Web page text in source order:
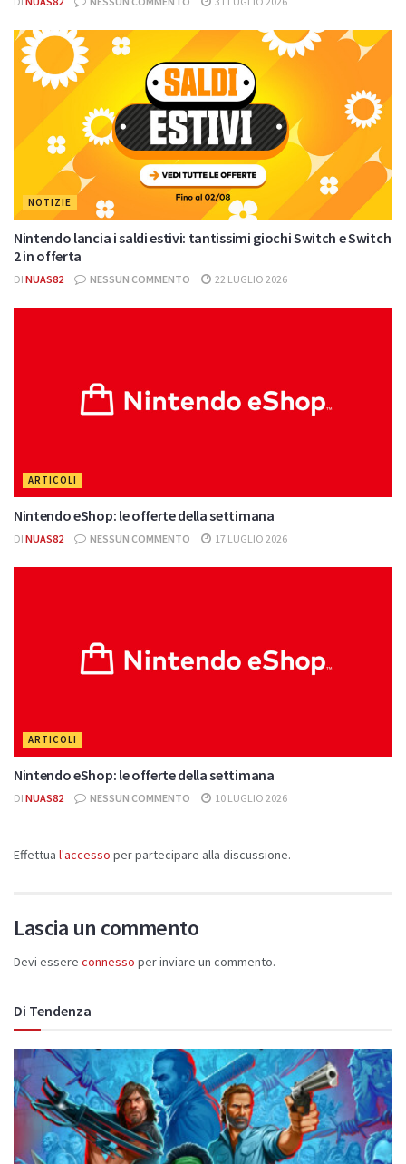
NOTIZIE
Nintendo lancia i saldi estivi: tantissimi giochi Switch e Switch
2 in offerta
DI NUAS82 NESSUN COMMENTO 22 LUGLIO 2026
ARTICOLI
Nintendo eShop: le offerte della settimana
DI NUAS82 NESSUN COMMENTO 17 LUGLIO 2026
ARTICOLI
Nintendo eShop: le offerte della settimana
DI NUAS82 NESSUN COMMENTO 10 LUGLIO 2026
Effettua l'accesso per partecipare alla discussione.
Lascia un commento
Devi essere connesso per inviare un commento.
Di Tendenza